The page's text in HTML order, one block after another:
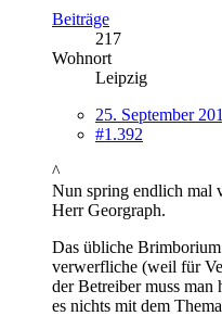
Beiträge
217
Wohnort
Leipzig
25. September
#1.392
^
Nun spring endlich mal
Herr Georgraph.
Das übliche
verwerfliche (weil für
der Betreiber muss
es nichts mit dem